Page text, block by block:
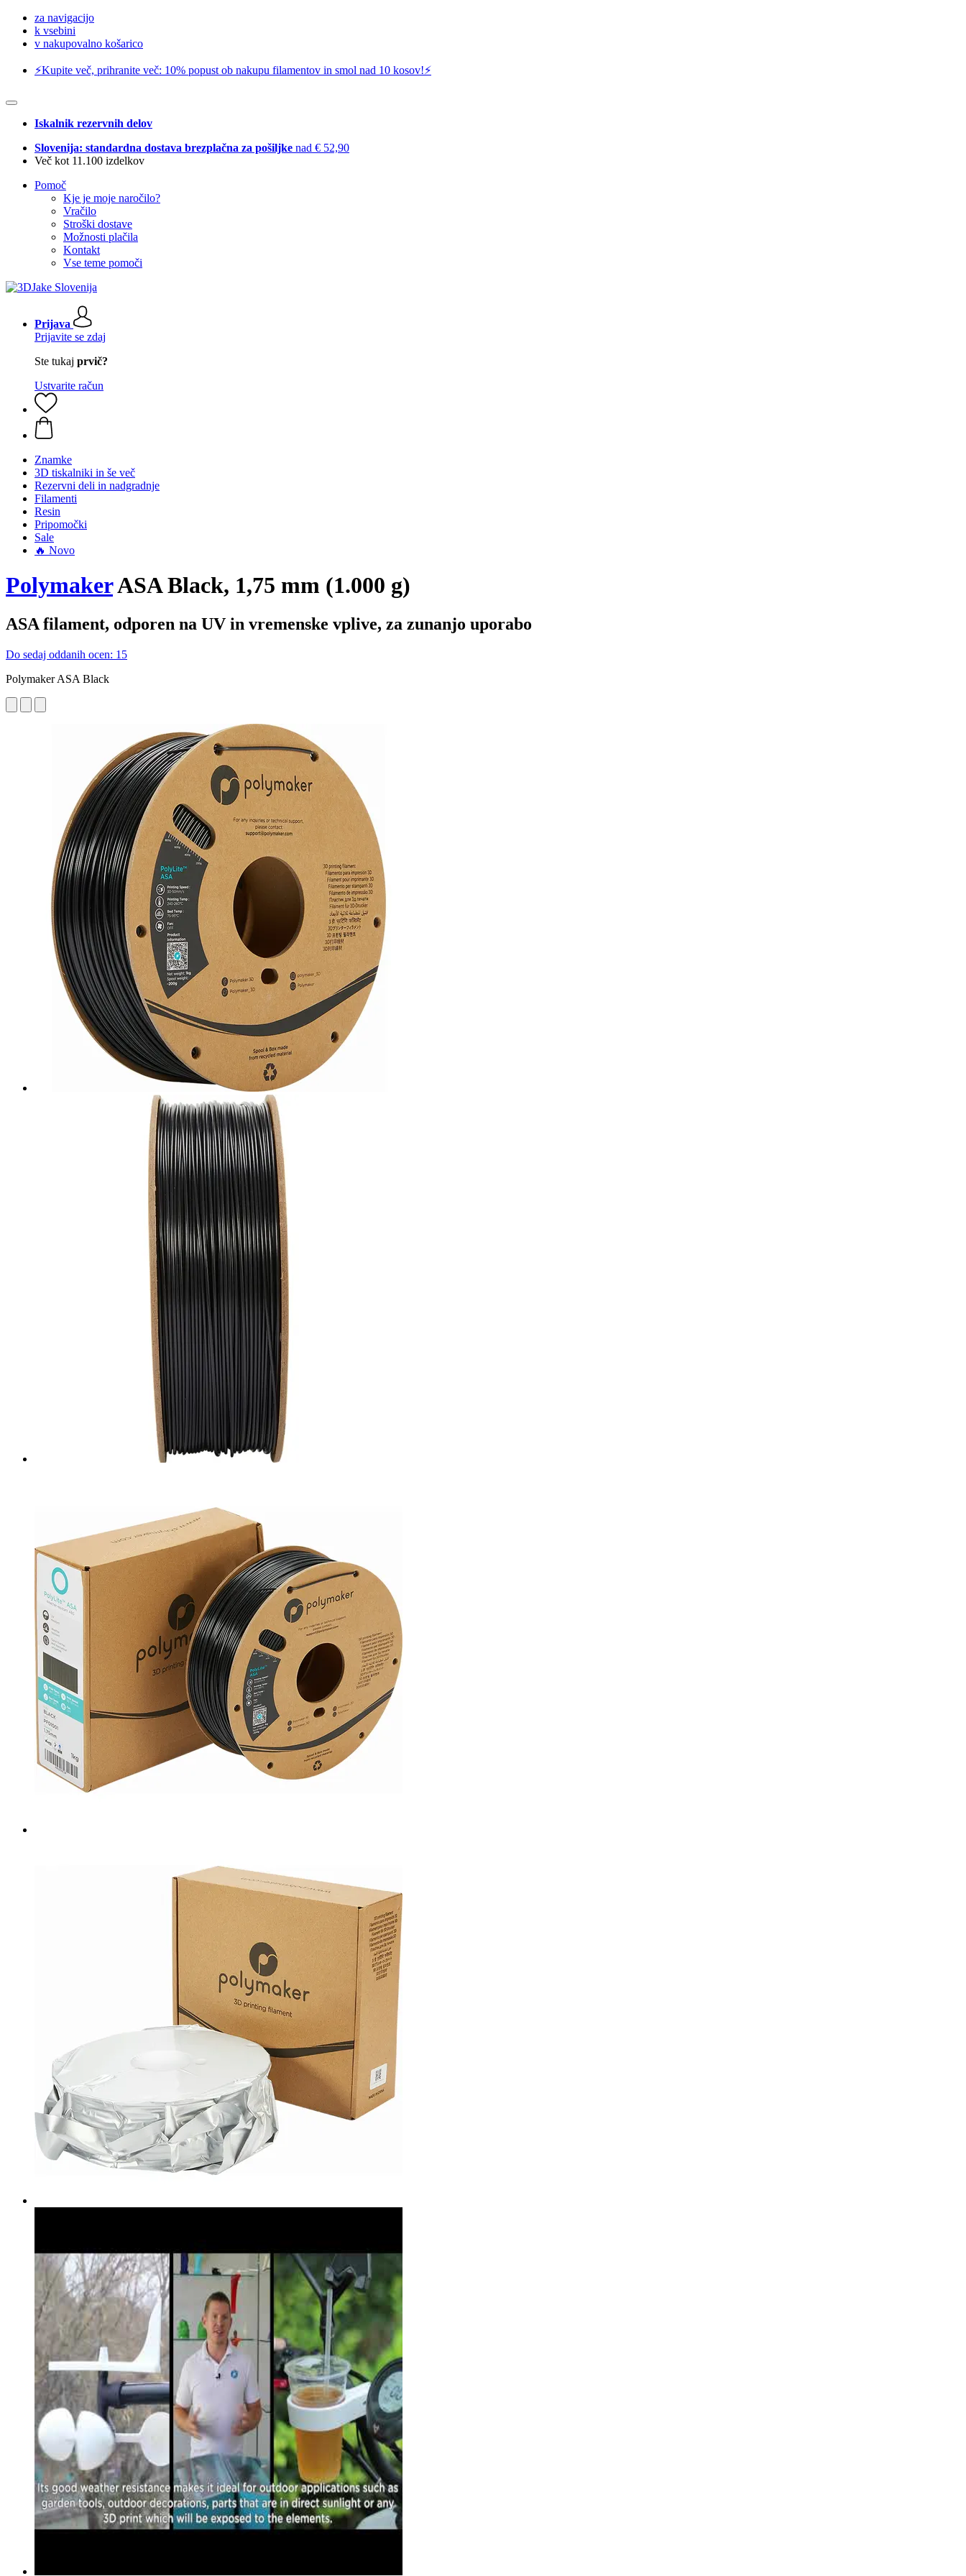
za navigacijo
k vsebini
v nakupovalno košarico
⚡️Kupite več, prihranite več: 10% popust ob nakupu filamentov in smol nad 10 kosov!⚡️
Iskalnik rezervnih delov
Slovenija: standardna dostava brezplačna za pošiljke nad € 52,90
Več kot 11.100 izdelkov
Pomoč
Kje je moje naročilo?
Vračilo
Stroški dostave
Možnosti plačila
Kontakt
Vse teme pomoči
Prijava
Prijavite se zdaj
Ste tukaj prvič?
Ustvarite račun
Znamke
3D tiskalniki in še več
Rezervni deli in nadgradnje
Filamenti
Resin
Pripomočki
Sale
🔥 Novo
PolymakerASA Black, 1,75 mm (1.000 g)
ASA filament, odporen na UV in vremenske vplive, za zunanjo uporabo
Do sedaj oddanih ocen: 15
Polymaker ASA Black